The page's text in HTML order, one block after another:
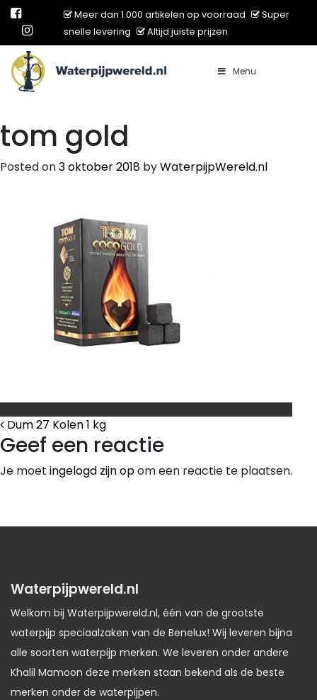
Meer dan 1.000 artikelen op voorraad
Super
snelle levering
Altijd juiste prijzen
Main Navigation Menu
tom gold
Posted on3 oktober 2018 byWaterpijpWereld.nl
Bericht Navigatie
Dum 27 Kolen 1 kg
Geef een reactie
Je moet ingelogd zijn opom een reactie te plaatsen.
Waterpijpwereld.nl
Welkom bij Waterpijpwereld.nl, één van de grootste
waterpijp speciaalzaken van de Benelux! Wij leveren bijna
alle soorten waterpijp merken. We leveren onder andere
Khalil Mamoon deze merken staan bekend als de beste
merken onder de waterpijpen.